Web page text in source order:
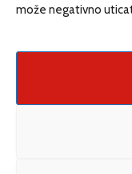
može negativno
Društvo